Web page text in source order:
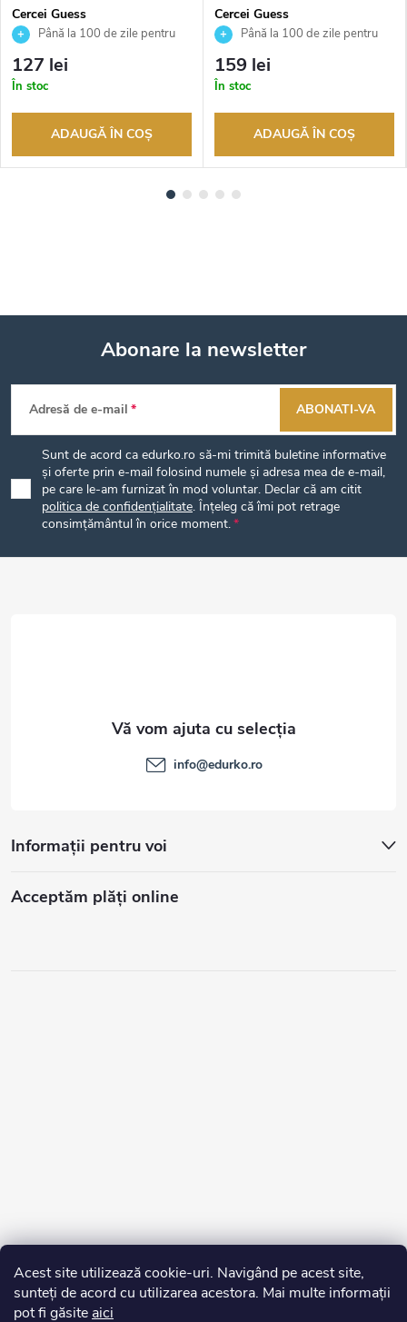
Acest site utilizează cookie-uri. Navigând pe acest site,
sunteți de acord cu utilizarea acestora. Mai multe informații
pot fi găsite aici
Cercei Guess
JUBE02247JWYGT
Până la 100 de zile pentru
returnarea bunurilor. Vânzător
autorizat
127 lei
În stoc
ADAUGĂ ÎN COŞ
Cercei Guess
JUBE05465JWYGT
Până la 100 de zile pentru
returnarea bunurilor. Vânzător
autorizat
159 lei
În stoc
ADAUGĂ ÎN COŞ
S
u
b
o
Abonare la newsletter
Adresă de e-mail
Sunt de acord ca edurko.ro să-mi trimită buletine informative
și oferte prin e-mail folosind numele și adresa mea de e-mail,
pe care le-am furnizat în mod voluntar. Declar că am citit
politica de confidențialitate. Înțeleg că îmi pot retrage
consimțământul în orice moment.
ABONATI-VA
Informații pentru voi
Acceptăm plăţi online
info@edurko.ro